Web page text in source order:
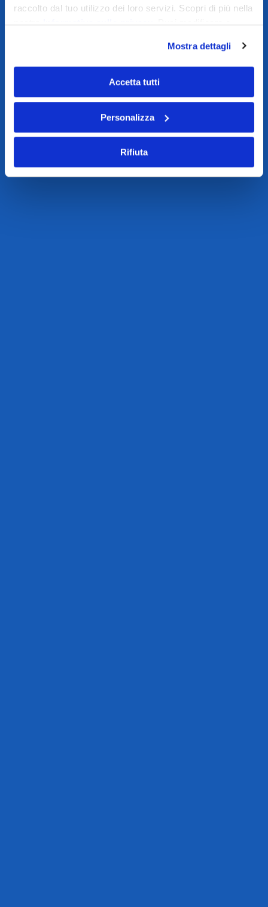
raccolto dal tuo utilizzo dei loro servizi. Scopri di più nella
nostraInformativa sulla privacy. Puoi modificare o
Mostra dettagli
Accetta tutti
Personalizza
Rifiuta